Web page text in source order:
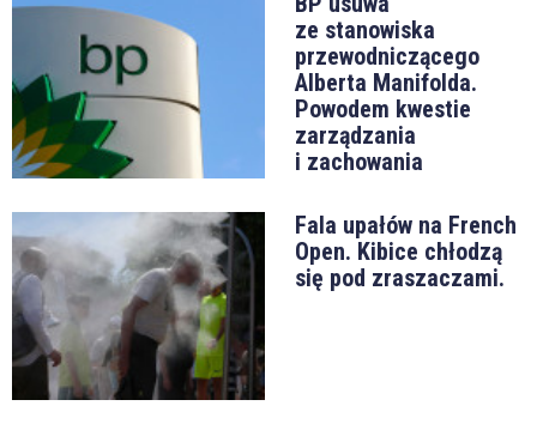
ze stanowiska
przewodniczącego
Alberta Manifolda.
Powodem kwestie
zarządzania
i zachowania
Fala upałów na French
Open. Kibice chłodzą
się pod zraszaczami.